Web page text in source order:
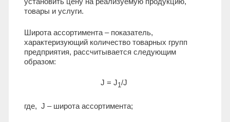
товары и услуги.
Широта ассортимента – показатель,
характеризующий количество товарных групп
предприятия, рассчитывается следующим
образом:
J = J1/J
где, J – широта ассортимента;